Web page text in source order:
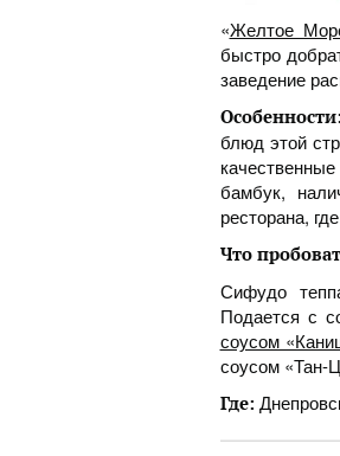
«Желтое
быстро
заведение
Особенности:
блюд этой
бамбук,
ресторана,
Что
Сифудо
Подается с
соусом
соусом «Тан-
Где: